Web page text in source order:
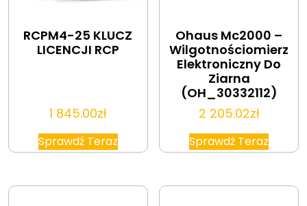
RCPM4-25 KLUCZ
LICENCJI RCP
1 845.00zł
Sprawdź Teraz
Ohaus Mc2000 –
Wilgotnościomierz
Elektroniczny Do
Ziarna
(OH_30332112)
2 205.02zł
Sprawdź Teraz